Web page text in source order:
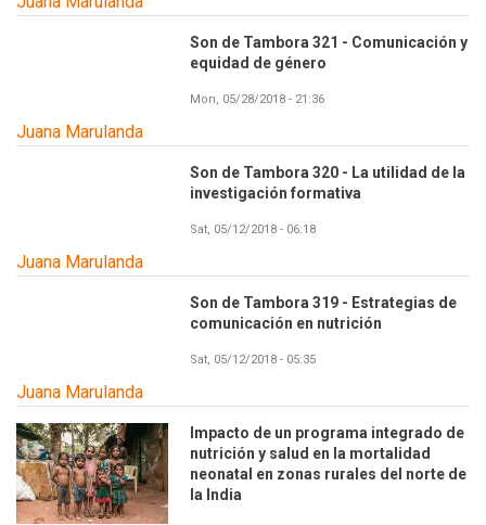
Son de Tambora 321 - Comunicación y
equidad de género
Mon, 05/28/2018 - 21:36
Juana Marulanda
Son de Tambora 320 - La utilidad de la
investigación formativa
Sat, 05/12/2018 - 06:18
Juana Marulanda
Son de Tambora 319 - Estrategias de
comunicación en nutrición
Sat, 05/12/2018 - 05:35
Juana Marulanda
Impacto de un programa integrado de
nutrición y salud en la mortalidad
neonatal en zonas rurales del norte de
la India